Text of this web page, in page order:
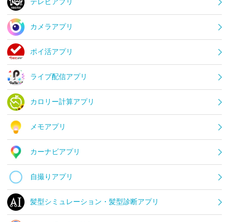
テレビアプリ
カメラアプリ
ポイ活アプリ
ライブ配信アプリ
カロリー計算アプリ
メモアプリ
カーナビアプリ
自撮りアプリ
髪型シミュレーション・髪型診断アプリ